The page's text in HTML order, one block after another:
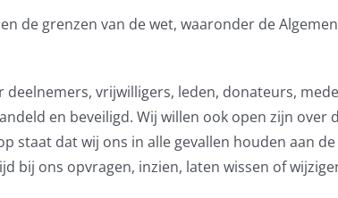
de grenzen van de wet, waaronder de
vrijwilligers, leden, donateurs,
en beveiligd. Wij willen ook open zijn over
dat wij ons in alle gevallen houden aan
bij ons opvragen, inzien, laten wissen of